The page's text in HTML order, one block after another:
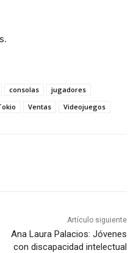
consolas
jugadores
Ventas Videojuegos
Artículo siguiente
Ana Laura Palacios: Jóvenes
con discapacidad intelectual